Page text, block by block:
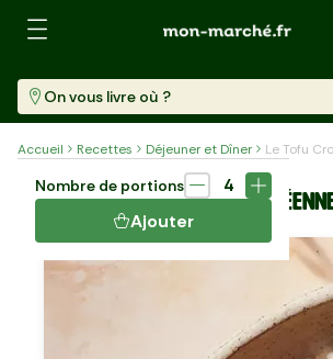
Recherche
On vous livre où ?
Accueil Recettes Déjeuner et Dîner
Le Tofu
LE TOFU CROUSTILLANT À LA
Nombre de portions
4
Ajouter